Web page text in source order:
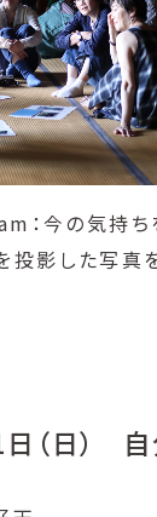
：今の気持
投影した写真
日） 自